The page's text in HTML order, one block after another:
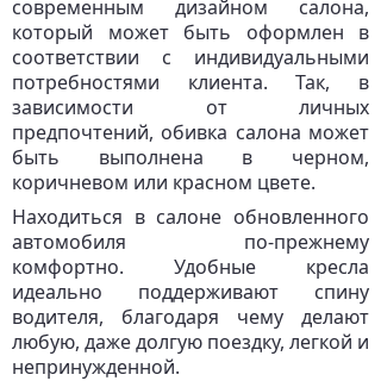
современным дизайном салона,
который может быть оформлен в
соответствии с индивидуальными
потребностями клиента. Так, в
зависимости от личных
предпочтений, обивка салона может
быть выполнена в черном,
коричневом или красном цвете.
Находиться в салоне обновленного
автомобиля по-прежнему
комфортно. Удобные кресла
идеально поддерживают спину
водителя, благодаря чему делают
любую, даже долгую поездку, легкой и
непринужденной.